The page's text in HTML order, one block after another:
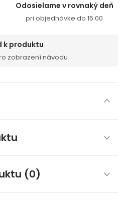
Odosielame v rovnaký deň
pri objednávke do 15:00
k produktu
zobrazení návodu
(0)